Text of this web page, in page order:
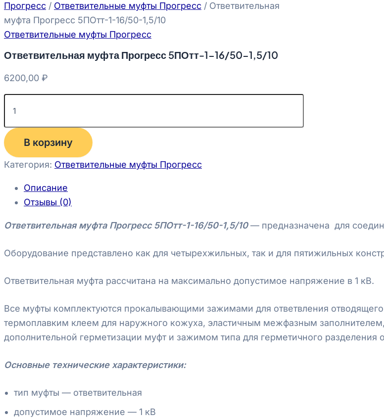
Прогресс / Ответвительные муфты Прогресс / Ответвительная
муфта Прогресс 5ПОтт-1-16/50-1,5/10
Ответвительные муфты Прогресс
Ответвительная муфта Прогресс 5ПОтт-1-16/50-1,5/10
6200,00 ₽
В корзину
Категория: Ответвительные муфты Прогресс
Описание
Отзывы (0)
Ответвительная муфта Прогресс 5ПОтт-1-16/50-1,5/10— предназначена для
Оборудование представлено как для четырехжильных, так и для пятижильных
Ответвительная муфта рассчитана на максимально допустимое напряжение в 1 кВ.
Все муфты комплектуются прокалывающими зажимами для ответвления
термоплавким клеем для наружного кожуха, эластичным межфазным
дополнительной герметизации муфт и зажимом типа для герметичного разделения
Основные технические характеристики:
тип муфты — ответвительная
допустимое напряжение — 1 кВ